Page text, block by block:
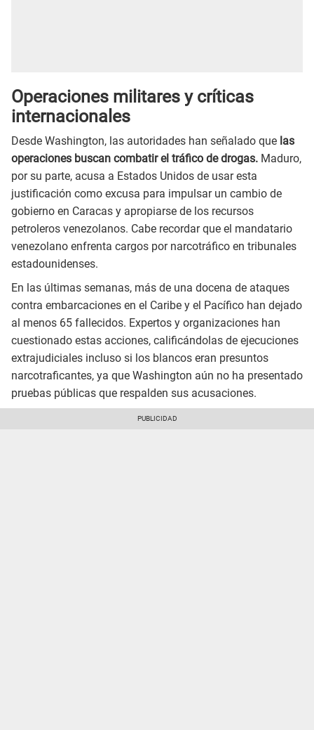
Operaciones militares y críticas
internacionales
Desde Washington, las autoridades han señalado que las
operaciones buscan combatir el tráfico de drogas. Maduro,
por su parte, acusa a Estados Unidos de usar esta
justificación como excusa para impulsar un cambio de
gobierno en Caracas y apropiarse de los recursos
petroleros venezolanos. Cabe recordar que el mandatario
venezolano enfrenta cargos por narcotráfico en tribunales
estadounidenses.
En las últimas semanas, más de una docena de ataques
contra embarcaciones en el Caribe y el Pacífico han dejado
al menos 65 fallecidos. Expertos y organizaciones han
cuestionado estas acciones, calificándolas de ejecuciones
extrajudiciales incluso si los blancos eran presuntos
narcotraficantes, ya que Washington aún no ha presentado
pruebas públicas que respalden sus acusaciones.